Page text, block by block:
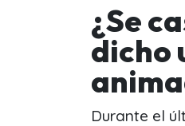
¿Se
dicho
Durante el